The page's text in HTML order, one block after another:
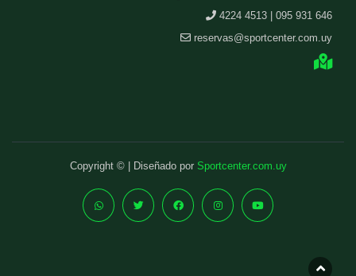
4224 4513 | 095 931 646
reservas@sportcenter.com.uy
Copyright © | Diseñado por Sportcenter.com.uy